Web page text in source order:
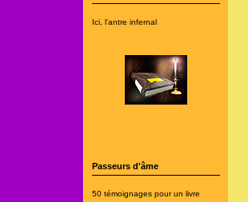
Ici, l'antre infernal
Passeurs d'âme
50 témoignages pour un livre